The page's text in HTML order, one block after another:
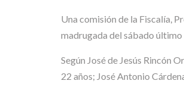
Una comisión de la Fiscalía,
madrugada del sábado
Según José de Jesús Rincón
22 años; José Antonio